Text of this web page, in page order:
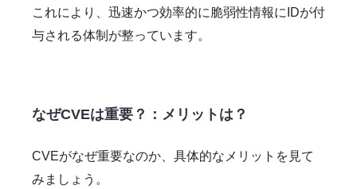
これにより、迅速かつ効率的に脆弱性情報にIDが付
与される体制が整っています。
なぜCVEは重要？：メリットは？
CVEがなぜ重要なのか、具体的なメリットを見て
みましょう。